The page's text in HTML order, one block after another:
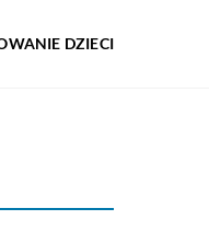
DZIECI